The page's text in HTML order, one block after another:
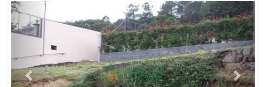
Previous Next